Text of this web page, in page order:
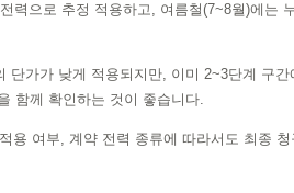
력으로 추정 적용하고, 여름철(7~8월)에는
단가가 낮게 적용되지만, 이미 2~3단계 구간
함께 확인하는 것이 좋습니다.
용 여부, 계약 전력 종류에 따라서도 최종 청